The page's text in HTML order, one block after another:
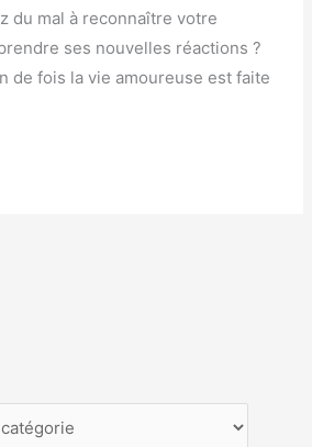
du mal à reconnaître votre
ses nouvelles réactions ?
de fois la vie amoureuse est faite